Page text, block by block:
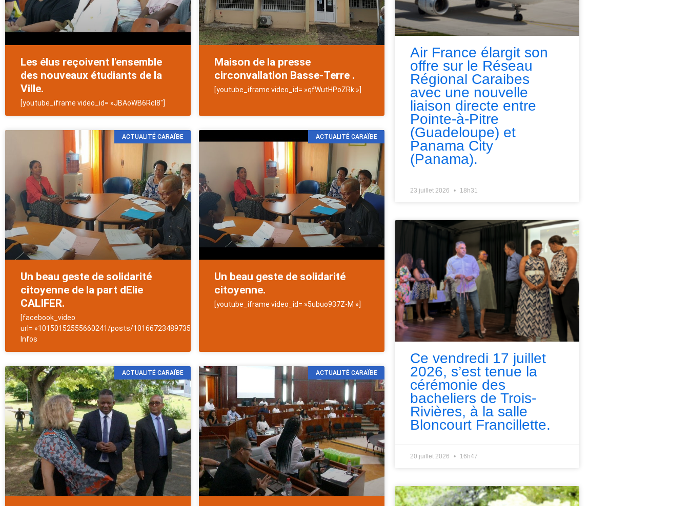
Les élus reçoivent l'ensemble
des nouveaux étudiants de la
Ville.
[youtube_iframe video_id= »JBAoWB6RcI8″]
Maison de la presse
circonvallation Basse-Terre .
[youtube_iframe video_id= »qfWutHPoZRk »]
ACTUALITÉ CARAÏBE
Un beau geste de solidarité
citoyenne de la part dElie
CALIFER.
[facebook_video
url= »10150152555660241/posts/10166723489735241/ »]NewsAntilles
Infos
ACTUALITÉ CARAÏBE
Un beau geste de solidarité
citoyenne.
[youtube_iframe video_id= »5ubuo937Z-M »]
ACTUALITÉ CARAÏBE ACTUALITÉ CARAÏBE
Air France élargit son
offre sur le Réseau
Régional Caraibes
avec une nouvelle
liaison directe entre
Pointe-à-Pitre
(Guadeloupe) et
Panama City
(Panama).
23 juillet 2026 18h31
Ce vendredi 17 juillet
2026, s’est tenue la
cérémonie des
bacheliers de Trois-
Rivières, à la salle
Bloncourt Francillette.
20 juillet 2026 16h47